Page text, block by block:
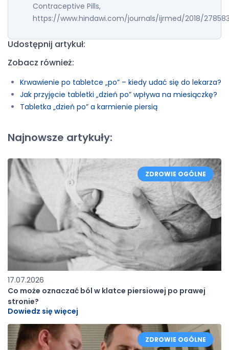
Contraceptive Pills,
https://www.hindawi.com/journals/ijrmed/2018/
Udostępnij artykuł:
Zobacz również:
Krwawienie po tabletce „po” – kiedy udać się do lekarza?
Jak przyjęcie tabletki „dzień po” wpływa na miesiączkę?
Tabletka „dzień po” a karmienie piersią
Najnowsze artykuły:
17.07.2026
Co może oznaczać ból w klatce piersiowej po prawej
stronie?
Dowiedz się więcej
ZDROWIE OGÓLNE
ZDROWIE OGÓLNE